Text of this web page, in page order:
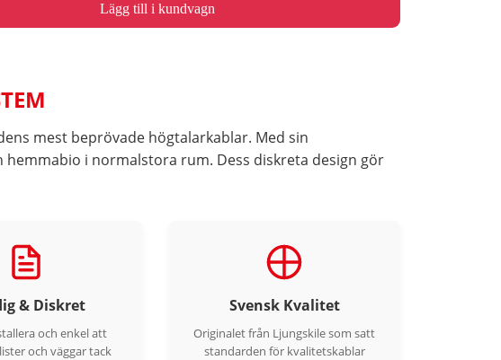
Lägg till i kundvagn
mest beprövade högtalarkablar. Med sin
i normalstora rum. Dess diskreta design gör
& Diskret
och enkel att
och väggar tack
Svensk Kvalitet
Originalet från Ljungskile som satt
standarden för kvalitetskablar